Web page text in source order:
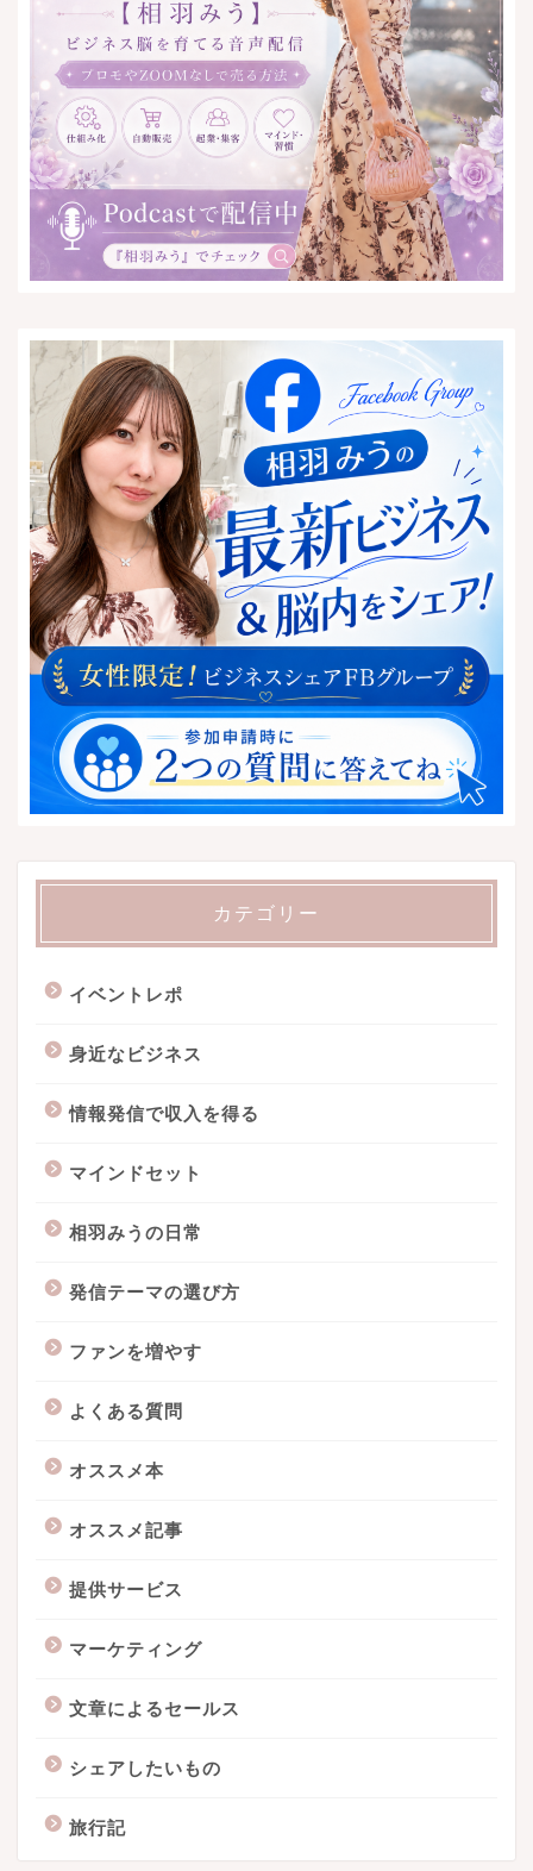
カテゴリー
イベントレポ
身近なビジネス
情報発信で収入を得る
マインドセット
相羽みうの日常
発信テーマの選び方
ファンを増やす
よくある質問
オススメ本
オススメ記事
提供サービス
マーケティング
文章によるセールス
シェアしたいもの
旅行記